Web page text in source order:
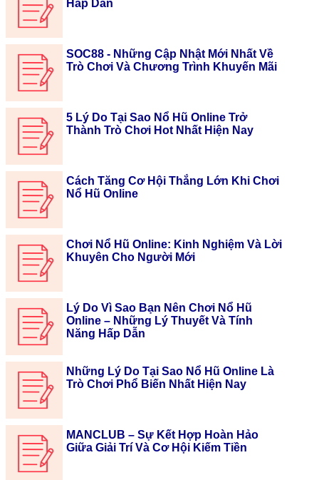
Hấp Dẫn
SOC88 - Những Cập Nhật Mới Nhất Về
Trò Chơi Và Chương Trình Khuyến Mãi
5 Lý Do Tại Sao Nổ Hũ Online Trở
Thành Trò Chơi Hot Nhất Hiện Nay
Cách Tăng Cơ Hội Thắng Lớn Khi Chơi
Nổ Hũ Online
Chơi Nổ Hũ Online: Kinh Nghiệm Và Lời
Khuyên Cho Người Mới
Lý Do Vì Sao Bạn Nên Chơi Nổ Hũ
Online – Những Lý Thuyết Và Tính
Năng Hấp Dẫn
Những Lý Do Tại Sao Nổ Hũ Online Là
Trò Chơi Phổ Biến Nhất Hiện Nay
MANCLUB – Sự Kết Hợp Hoàn Hảo
Giữa Giải Trí Và Cơ Hội Kiếm Tiền